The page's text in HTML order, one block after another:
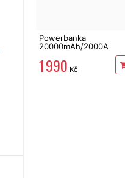
Powerbanka
20000mAh/2000A
Compass 07164
1 990 Kč